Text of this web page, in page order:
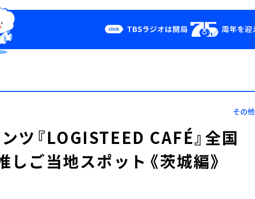
Podcast
YouTube
その他
ツ『LOGISTEED CAFÉ』全国
しご当地スポット《茨城編》